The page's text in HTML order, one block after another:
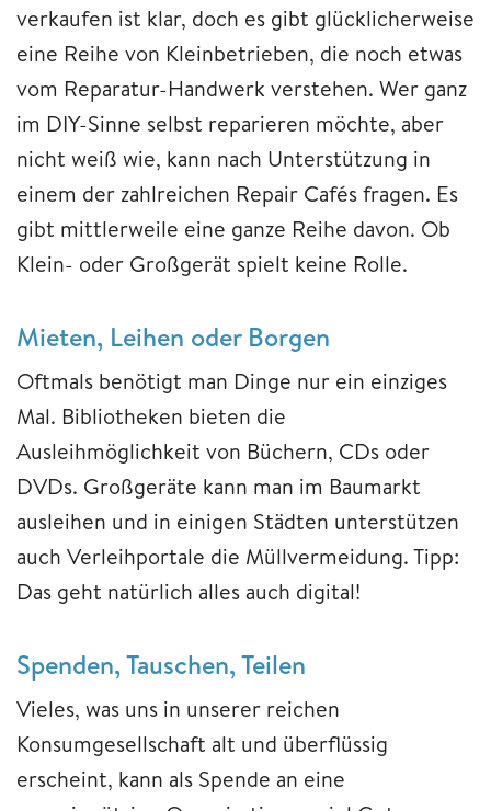
verkaufen ist klar, doch es gibt glücklicherweise
eine Reihe von Kleinbetrieben, die noch etwas
vom Reparatur-Handwerk verstehen. Wer ganz
im DIY-Sinne selbst reparieren möchte, aber
nicht weiß wie, kann nach Unterstützung in
einem der zahlreichen Repair Cafés fragen. Es
gibt mittlerweile eine ganze Reihe davon. Ob
Klein- oder Großgerät spielt keine Rolle.
Mieten, Leihen oder Borgen
Oftmals benötigt man Dinge nur ein einziges
Mal. Bibliotheken bieten die
Ausleihmöglichkeit von Büchern, CDs oder
DVDs. Großgeräte kann man im Baumarkt
ausleihen und in einigen Städten unterstützen
auch Verleihportale die Müllvermeidung. Tipp:
Das geht natürlich alles auch digital!
Spenden, Tauschen, Teilen
Vieles, was uns in unserer reichen
Konsumgesellschaft alt und überflüssig
erscheint, kann als Spende an eine